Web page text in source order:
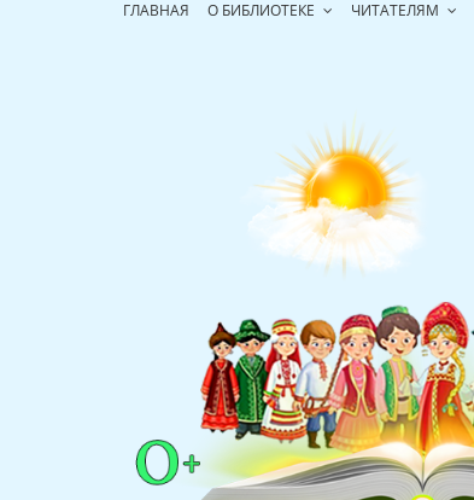
ГЛАВНАЯ О БИБЛИОТЕКЕ ЧИТАТЕЛЯМ